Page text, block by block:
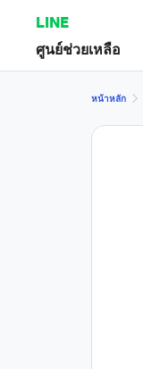
LINE
ศูนย์ช่วยเหลือ
หน้าหลัก